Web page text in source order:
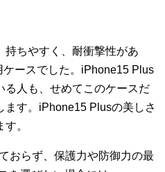
持ちやすく、耐衝撃性があ
ースでした。iPhone15 Plus
る人も、せめてこのケースだ
ます。iPhone15 Plusの美しさ
。
おらず、保護力や防御力の最